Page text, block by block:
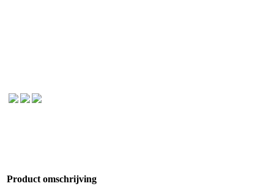
Product omschrijving